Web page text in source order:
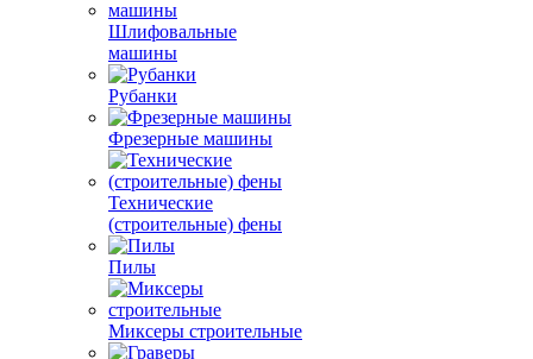
Шлифовальные
машины
Рубанки
Фрезерные машины
Технические
(строительные) фены
Пилы
Миксеры строительные